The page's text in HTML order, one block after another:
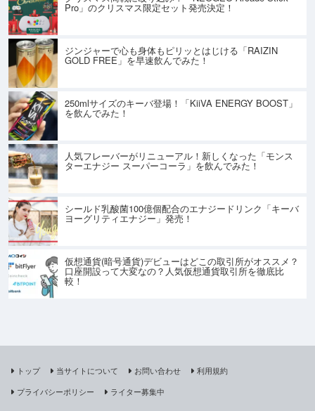
Pro」のクリスマス限定セット発売決定！
ジンジャーで心も身体もピリッとはじける「RAIZIN
GOLD FREE」を早速飲んでみた！
250mlサイズのキーバ登場！「KiiVA ENERGY BOOST」
を飲んでみた！
人気フレーバーがリニューアル！新しくなった「モンス
ターエナジー スーパーコーラ」を飲んでみた！
シールド乳酸菌100億個配合のエナジードリンク「キーバ
ヨーグリティエナジー」発売！
仮想通貨(暗号通貨)デビューはどこの取引所がオススメ？
口座開設って大変なの？人気仮想通貨取引所を徹底比
較！
トップ 当サイトについて お問い合わせ
利用規約
プライバシーポリシー
ライター募集中